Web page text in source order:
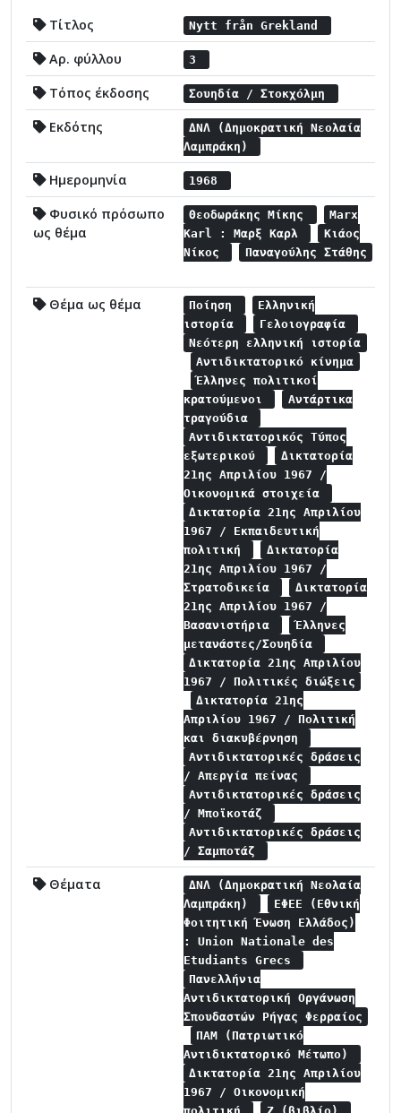
Τίτλος Nytt från Grekland
Αρ. φύλλου 3
Τόπος έκδοσης Σουηδία / Στοκχόλμη
Εκδότης
ΔΝΛ (Δημοκρατική Νεολαία
Λαμπράκη)
Ημερομηνία 1968
Φυσικό πρόσωπο
ως θέμα
Θεοδωράκης Μίκης
Marx
Karl : Μαρξ Καρλ
Κιάος
Νίκος
Παναγούλης Στάθης
Θέμα ως θέμα Ποίηση
Ελληνική
ιστορία
Γελοιογραφία
Νεότερη ελληνική ιστορία
Αντιδικτατορικό κίνημα
Έλληνες πολιτικοί
κρατούμενοι
Αντάρτικα
τραγούδια
Αντιδικτατορικός Τύπος
εξωτερικού
Δικτατορία
21ης Απριλίου 1967 /
Οικονομικά στοιχεία
Δικτατορία 21ης Απριλίου
1967 / Εκπαιδευτική
πολιτική
Δικτατορία
21ης Απριλίου 1967 /
Στρατοδικεία
Δικτατορία
21ης Απριλίου 1967 /
Βασανιστήρια
Έλληνες
μετανάστες/Σουηδία
Δικτατορία 21ης Απριλίου
1967 / Πολιτικές διώξεις
Δικτατορία 21ης
Απριλίου 1967 / Πολιτική
και διακυβέρνηση
Αντιδικτατορικές δράσεις
/ Απεργία πείνας
Αντιδικτατορικές δράσεις
/ Μποϊκοτάζ
Αντιδικτατορικές δράσεις
/ Σαμποτάζ
Θέματα
ΔΝΛ (Δημοκρατική Νεολαία
Λαμπράκη)
ΕΦΕΕ (Εθνική
Φοιτητική Ένωση Ελλάδος)
: Union Nationale des
Etudiants Grecs
Πανελλήνια
Αντιδικτατορική Οργάνωση
Σπουδαστών Ρήγας Φερραίος
ΠΑΜ (Πατριωτικό
Αντιδικτατορικό Μέτωπο)
Δικτατορία 21ης Απριλίου
1967 / Οικονομική